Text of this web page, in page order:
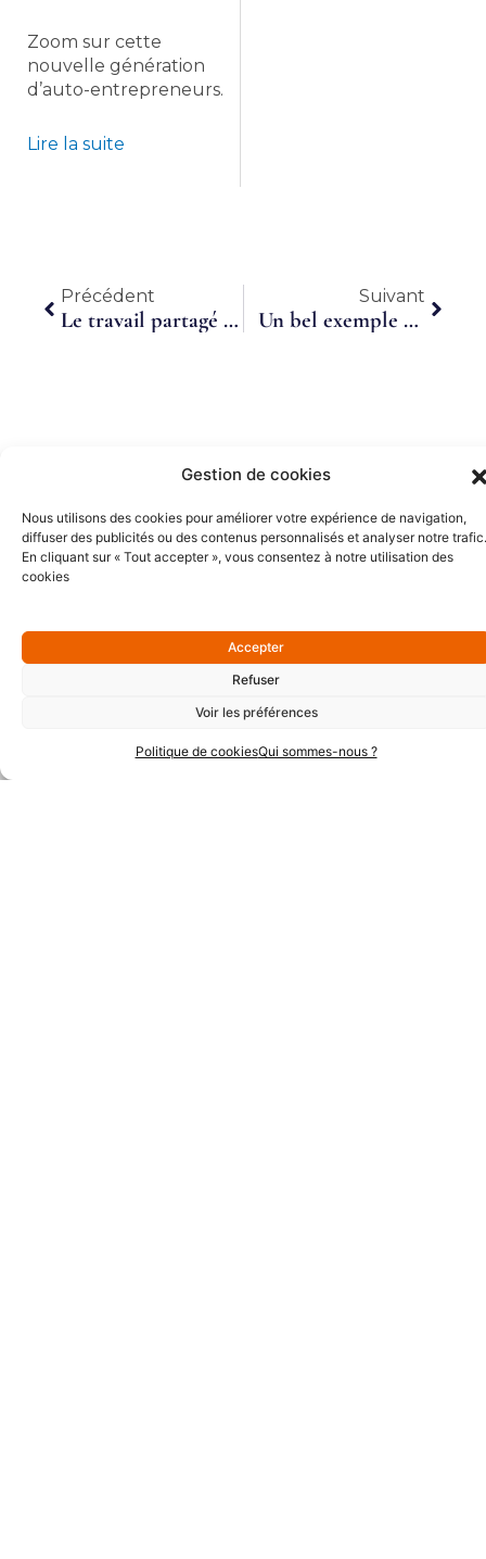
Gestion de cookies
Nous utilisons des cookies pour améliorer votre expérience de navigation,
diffuser des publicités ou des contenus personnalisés et analyser notre trafic.
En cliquant sur « Tout accepter », vous consentez à notre utilisation des
cookies
Accepter
Refuser
Voir les préférences
Politique de cookiesQui sommes-nous ?
Zoom sur cette
nouvelle génération
d’auto-entrepreneurs.
Lire la suite
Précédent
Précédent
Le travail partagé séduit de plus en plus
Suivant
Un bel exemple de collaboration internationale
Partenaires Or